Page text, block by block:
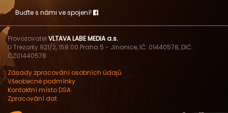
Buďte s námi ve spojení!
Provozovatel VLTAVA LABE MEDIA a.s.
U Trezorky 921/2, 158 00 Praha 5 - Jinonice, IČ: 01440578, DIČ:
CZ01440578
Zásady zpracování osobních údajů
Všeobecné podmínky
Kontaktní místo DSA
Zpracování dat